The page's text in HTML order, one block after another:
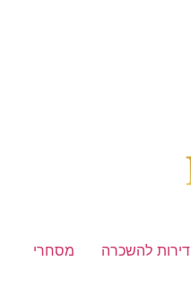
דירות להשכרה
מסחרי